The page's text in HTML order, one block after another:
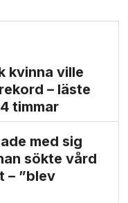
kvinna ville
– läste
timmar
med sig
sökte vård
– ”blev